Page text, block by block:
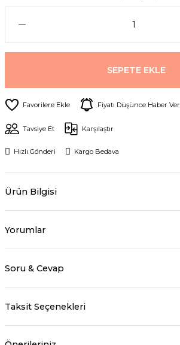
SEPETE EKLE
Fiyatı Düşünce Haber Ver
Tavsiye Et Karşılaştır
Hızlı Gönderi Kargo Bedava
Ürün Bilgisi
Yorumlar
Soru & Cevap
Taksit Seçenekleri